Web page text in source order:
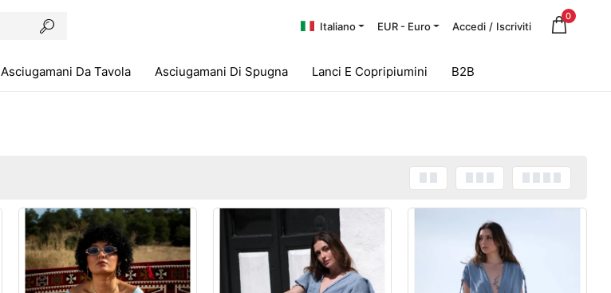
Italiano EUR - Euro Accedi / Iscriviti
0
Asciugamani Da Tavola Asciugamani Di Spugna Lanci E Copripiumini B2B